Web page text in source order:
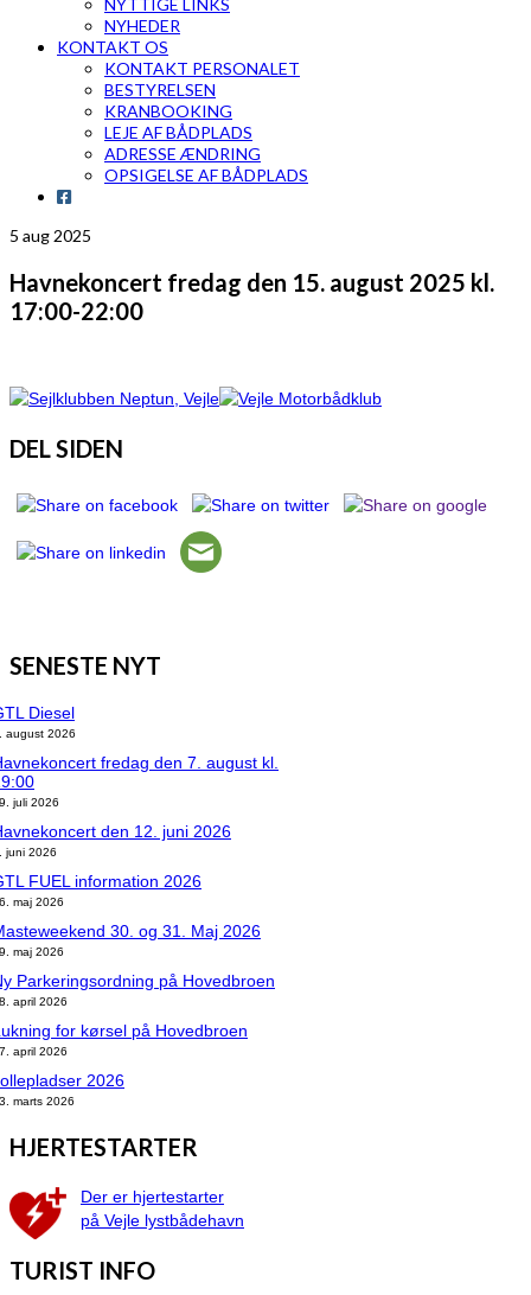
NYTTIGE LINKS
NYHEDER
KONTAKT OS
KONTAKT PERSONALET
BESTYRELSEN
KRANBOOKING
LEJE AF BÅDPLADS
ADRESSE ÆNDRING
OPSIGELSE AF BÅDPLADS
5 aug 2025
Havnekoncert fredag den 15. august 2025 kl.
17:00-22:00
DEL SIDEN
SENESTE NYT
Diesel
august 2026
fredag den 7. august kl.
juli 2026
den 12. juni 2026
juni 2026
FUEL information 2026
maj 2026
30. og 31. Maj 2026
maj 2026
Parkeringsordning på Hovedbroen
april 2026
for kørsel på Hovedbroen
april 2026
2026
marts 2026
HJERTESTARTER
Der er hjertestarter
på Vejle lystbådehavn
TURIST INFO